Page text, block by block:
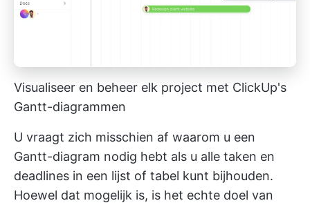
Visualiseer en beheer elk project met ClickUp's
Gantt-diagrammen
U vraagt zich misschien af waarom u een
Gantt-diagram nodig hebt als u alle taken en
deadlines in een lijst of tabel kunt bijhouden.
Hoewel dat mogelijk is, is het echte doel van